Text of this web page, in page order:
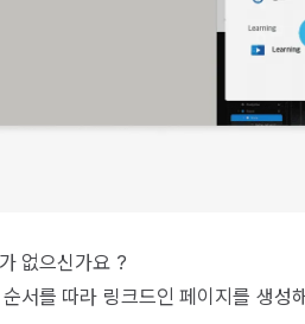
없으신가요 ?
서를 따라 링크드인 페이지를 생성